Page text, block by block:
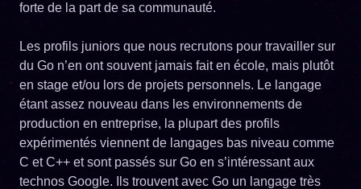
forte de la part de sa communauté.
Les profils juniors que nous recrutons pour travailler sur
du Go n’en ont souvent jamais fait en école, mais plutôt
en stage et/ou lors de projets personnels. Le langage
étant assez nouveau dans les environnements de
production en entreprise, la plupart des profils
expérimentés viennent de langages bas niveau comme
C et C++ et sont passés sur Go en s’intéressant aux
technos Google. Ils trouvent avec Go un langage très